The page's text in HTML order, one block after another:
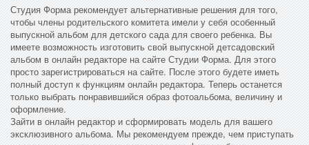
Студия Форма рекомендует альтернативные решения для того,
чтобы члены родительского комитета имели у себя особенный
выпускной альбом для детского сада для своего ребенка. Вы
имеете возможность изготовить свой выпускной детсадовский
альбом в онлайн редакторе на сайте Студии Форма. Для этого
просто зарегистрироваться на сайте. После этого будете иметь
полный доступ к функциям онлайн редактора. Теперь останется
только выбрать понравившийся образ фотоальбома, величину и
оформление.
Зайти в онлайн редактор и сформировать модель для вашего
эксклюзивного альбома. Мы рекомендуем прежде, чем приступать